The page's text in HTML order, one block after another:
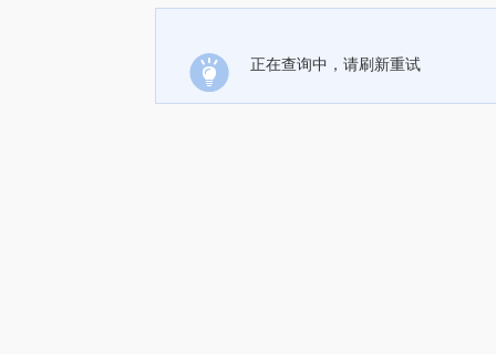
正在查询中，请刷新重试